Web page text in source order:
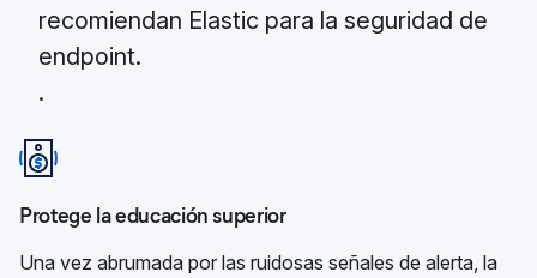
recomiendan Elastic para la seguridad de
endpoint.
.
Protege la educación superior
Una vez abrumada por las ruidosas señales de alerta, la